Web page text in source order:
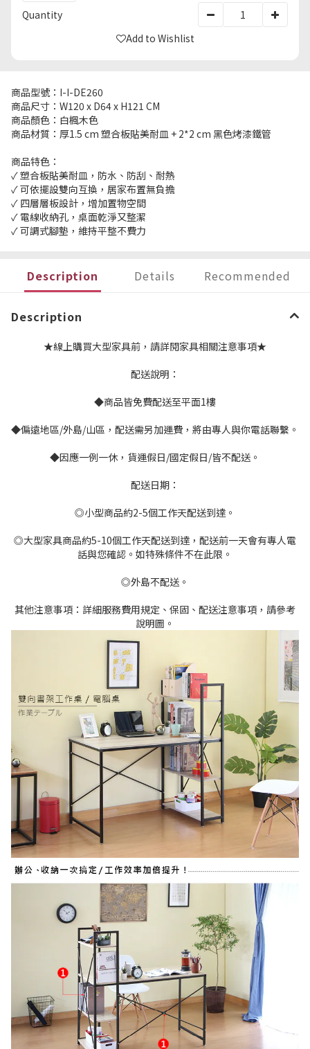
Quantity
Add to Wishlist
商品型號：I-I-DE260
商品尺寸：W120 x D64 x H121 CM
商品顏色：白楓木色
商品材質：厚1.5 cm 塑合板貼美耐皿 + 2*2 cm 黑色烤漆鐵管
商品特色：
✓ 塑合板貼美耐皿，防水、防刮、耐熱
✓ 可依擺設雙向互換，居家布置無負擔
✓ 四層層板設計，增加置物空間
✓ 電線收納孔，桌面乾淨又整潔
✓ 可調式腳墊，維持平整不費力
Description Details Recommended
Description
★線上購買大型家具前，請詳閱家具相關注意事項★
配送說明：
◆商品皆免費配送至平面1樓
◆偏遠地區/外島/山區，配送需另加運費，將由專人與你電話聯繫。
◆因應一例一休，貨運假日/國定假日/皆不配送。
配送日期：
◎小型商品約2-5個工作天配送到達。
◎大型家具商品約5-10個工作天配送到達，配送前一天會有專人電
話與您確認。如特殊條件不在此限。
◎外島不配送。
其他注意事項：詳細服務費用規定、保固、配送注意事項，請參考
說明圖。